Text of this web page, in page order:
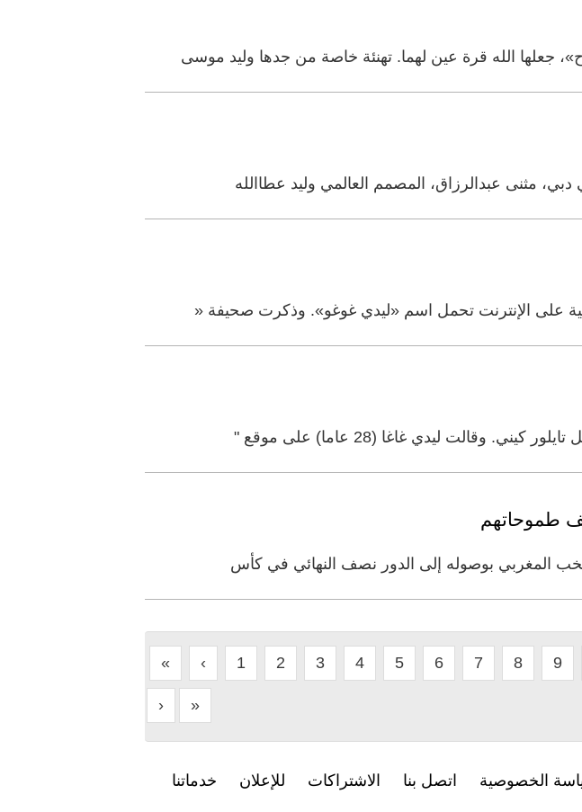
الله قرة عين لهما. تهنئة خاصة من جدها وليد موسى
مثنى عبدالرزاق، المصمم العالمي وليد عطاالله
على الإنترنت تحمل اسم «ليدي غوغو». وذكرت صحيفة «
ليدي غاغا (28 عاما) على موقع "
طموحاتهم
المغربي بوصوله إلى الدور نصف النهائي في كأس
« ‹ 1 2 3 4 5 6 7 8 9
› »
الخصوصية اتصل بنا الاشتراكات للإعلان خدماتنا